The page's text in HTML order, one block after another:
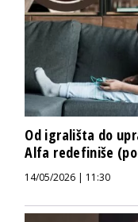
Od igrališta do
Alfa redefiniše
14/05/2026 | 11:30